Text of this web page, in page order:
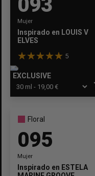
Mujer
Inspirado en LOUIS
ELVES
5
EXCLUSIVE
Floral
095
Mujer
Inspirado en ESTELA